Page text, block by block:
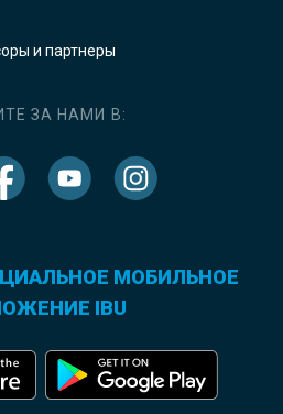
и партнеры
ЗА НАМИ В:
МОБИЛЬНОЕ
IBU